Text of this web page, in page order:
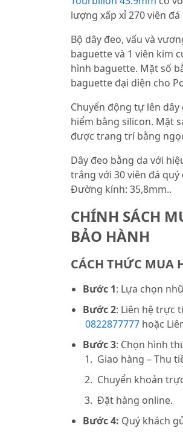
lượng xấp xỉ 270 viên
Bộ dây đeo, vấu và
baguette và 1 viên kim
hình baguette. Mặt số
baguette đại diện cho
Chuyển động tự lên
hiểm bằng silicon. Mặt
được trang trí bằng
Dây đeo bằng da với
trắng với 30 viên đá
Đường kính: 35,8mm..
CHÍNH SÁCH
BẢO HÀNH
CÁCH THỨC MUA
Bước 1: Lựa chọn
Bước 2: Liên hệ trực
0822877777 hoặc
Bước 3: Chọn hình
Giao hàng – Thu
Chuyển khoản
Đặt hàng online.
Bước 4: Quý khách